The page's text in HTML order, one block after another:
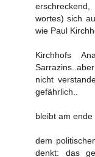
wortes) sich
wie Paul
Kirchhofs
nicht
gefährlich..
bleibt am
dem
denkt: das